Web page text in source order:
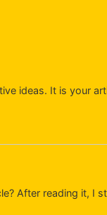
ideas. It is your
After reading it, I